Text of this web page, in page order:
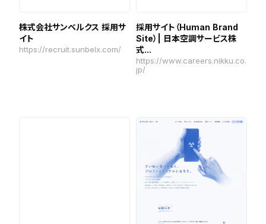
株式会社サンベルクス 採用サ
イト
https://recruit.sunbelx.com/
採用サイト（Human Brand
Site）| 日本空調サービス株
式...
https://www.careers.nikku.co.
jp/